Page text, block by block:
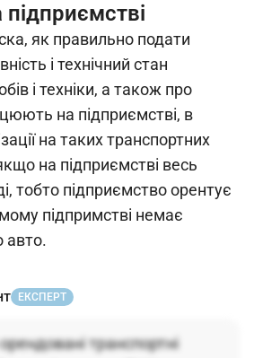
як правильно подати
і технічний стан
і техніки, а також про
на підприємстві, в
на таких транспортних
на підприємстві весь
тобто підприємство орентує
підпримстві немає
авто.
ЕКСПЕРТ
транспортні